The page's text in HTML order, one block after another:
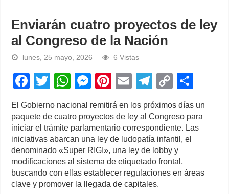
Enviarán cuatro proyectos de ley
al Congreso de la Nación
lunes, 25 mayo, 2026 6 Vistas
F
a
c
e
b
o
o
T
tt
er
W
h
at
s
A
p
p
M
ss
e
n
g
er
Pi
nt
er
e
st
E
ail
T
el
e
gr
a
m
C
o
p
y
Li
n
k
ar
e
El Gobierno nacional remitirá en los próximos días un
paquete de cuatro proyectos de ley al Congreso para
iniciar el trámite parlamentario correspondiente. Las
iniciativas abarcan una ley de ludopatía infantil, el
denominado «Super RIGI», una ley de lobby y
modificaciones al sistema de etiquetado frontal,
buscando con ellas establecer regulaciones en áreas
clave y promover la llegada de capitales.